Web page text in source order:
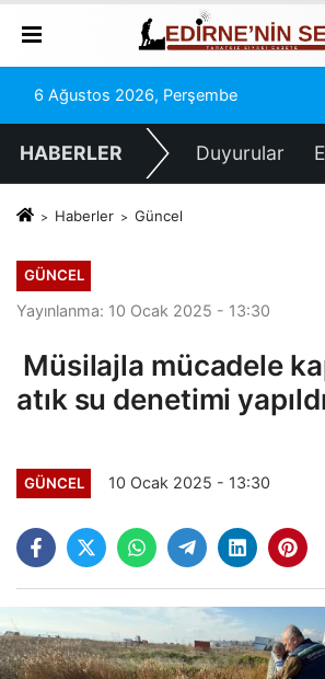
6 Ağustos 2026, Perşembe
HABERLER Duyurular
Haberler Güncel
GÜNCEL
Yayınlanma: 10 Ocak 2025 - 13:30
Müsilajla mücadele
atık su denetimi yapıldı
GÜNCEL 10 Ocak 2025 - 13:30